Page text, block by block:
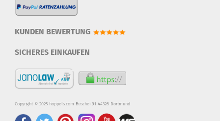
KUNDEN BEWERTUNG
SICHERES EINKAUFEN
Copyright © 2025 hoppels.com Buschei 91 44328 Dortmund